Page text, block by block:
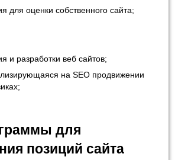
для оценки собственного сайта;
и разработки веб сайтов;
на SEO продвижении
для
позиций сайта